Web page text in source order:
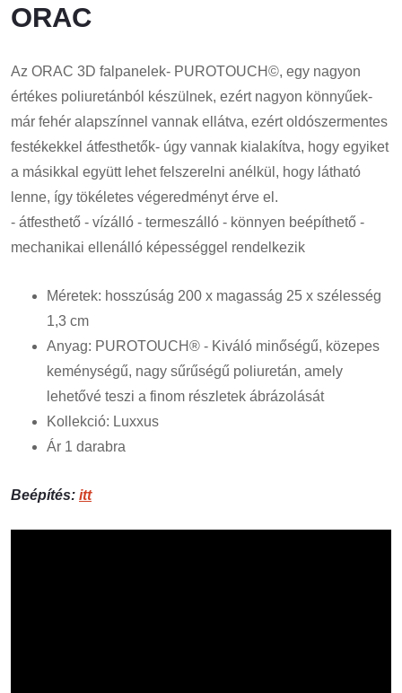
ORAC
Az ORAC 3D falpanelek- PUROTOUCH©, egy nagyon
értékes poliuretánból készülnek, ezért nagyon könnyűek-
már fehér alapszínnel vannak ellátva, ezért oldószermentes
festékekkel átfesthetők- úgy vannak kialakítva, hogy egyiket
a másikkal együtt lehet felszerelni anélkül, hogy látható
lenne, így tökéletes végeredményt érve el.
- átfesthető - vízálló - termeszálló - könnyen beépíthető -
mechanikai ellenálló képességgel rendelkezik
Méretek: hosszúság 200 x magasság 25 x szélesség
1,3 cm
Anyag: PUROTOUCH® - Kiváló minőségű, közepes
keménységű, nagy sűrűségű poliuretán, amely
lehetővé teszi a finom részletek ábrázolását
Kollekció: Luxxus
Ár 1 darabra
Beépítés: itt